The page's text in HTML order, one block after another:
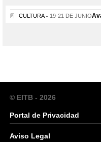
CULTURA 19-21 DE JUNIO
© EITB - 2026
Portal de Privacidad
Aviso Legal